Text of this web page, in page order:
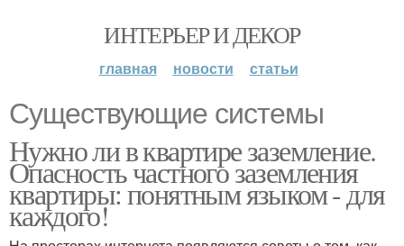
ИНТЕРЬЕР И ДЕКОР
главная новости статьи
Существующие системы
Нужно ли в квартире заземление.
Опасность частного заземления
квартиры: понятным языком - для
каждого!